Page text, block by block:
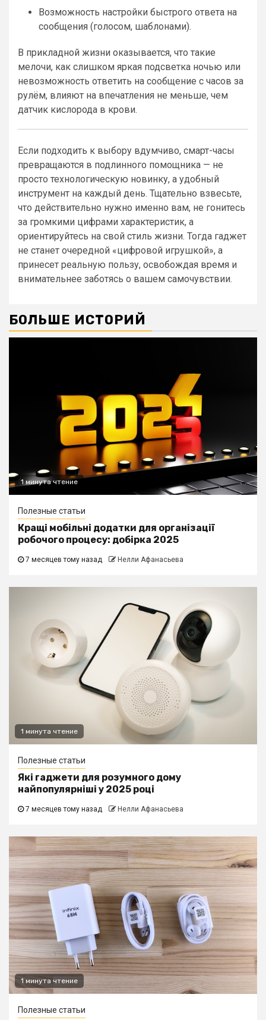
Возможность настройки быстрого ответа на
сообщения (голосом, шаблонами).
В прикладной жизни оказывается, что такие
мелочи, как слишком яркая подсветка ночью или
невозможность ответить на сообщение с часов за
рулём, влияют на впечатления не меньше, чем
датчик кислорода в крови.
Если подходить к выбору вдумчиво, смарт-часы
превращаются в подлинного помощника — не
просто технологическую новинку, а удобный
инструмент на каждый день. Тщательно взвесьте,
что действительно нужно именно вам, не гонитесь
за громкими цифрами характеристик, а
ориентируйтесь на свой стиль жизни. Тогда гаджет
не станет очередной «цифровой игрушкой», а
принесет реальную пользу, освобождая время и
внимательнее заботясь о вашем самочувствии.
БОЛЬШЕ ИСТОРИЙ
1 минута чтение
Полезные статьи
Кращі мобільні додатки для організації
робочого процесу: добірка 2025
7 месяцев тому назад Нелли Афанасьева
1 минута чтение
Полезные статьи
Які гаджети для розумного дому
найпопулярніші у 2025 році
7 месяцев тому назад Нелли Афанасьева
1 минута чтение
Полезные статьи